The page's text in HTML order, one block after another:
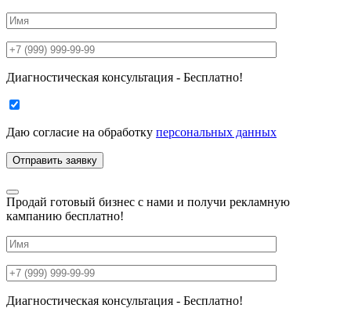
Диагностическая консультация - Бесплатно!
Даю согласие на обработку персональных данных
Продай готовый бизнес с нами и получи рекламную
кампанию бесплатно!
Диагностическая консультация - Бесплатно!